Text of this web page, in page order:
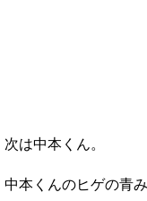
次は中本くん。
中本くんのヒゲの青